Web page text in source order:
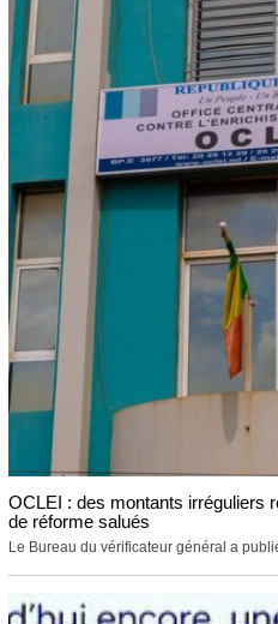
OCLEI : des montants irréguliers
de réforme salués
Le Bureau du vérificateur général a